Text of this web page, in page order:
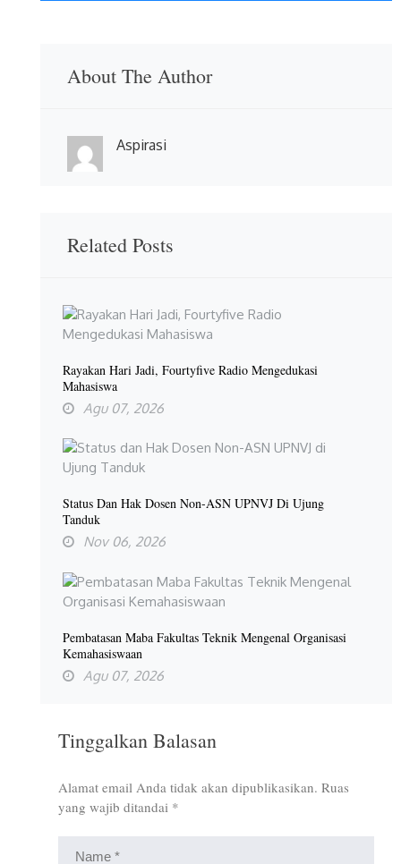
About The Author
Aspirasi
Related Posts
Rayakan Hari Jadi, Fourtyfive Radio Mengedukasi
Mahasiswa
Agu 07, 2026
Status Dan Hak Dosen Non-ASN UPNVJ Di Ujung
Tanduk
Nov 06, 2026
Pembatasan Maba Fakultas Teknik Mengenal Organisasi
Kemahasiswaan
Agu 07, 2026
Tinggalkan Balasan
Alamat email Anda tidak akan dipublikasikan. Ruas
yang wajib ditandai *